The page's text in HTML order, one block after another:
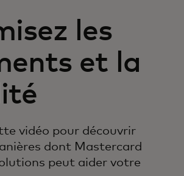
les
et la
vidéo pour découvrir
dont Mastercard
peut aider votre